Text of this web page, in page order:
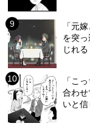
「元
を突
じれる
「こ
合わ
いと